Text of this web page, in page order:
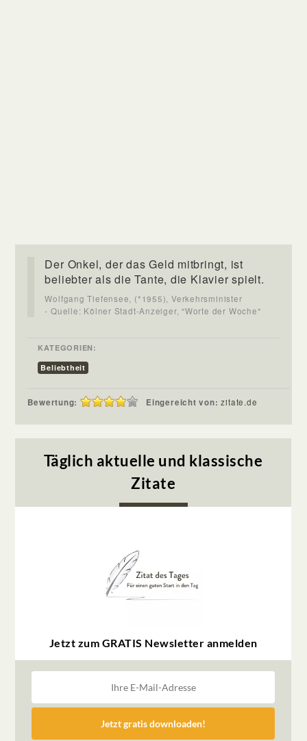
Der Onkel, der das Geld mitbringt, ist
beliebter als die Tante, die Klavier spielt.
Wolfgang Tiefensee, (*1955), Verkehrsminister
- Quelle: Kölner Stadt-Anzeiger, "Worte der Woche"
KATEGORIEN:
Beliebtheit
Bewertung: Eingereicht von:zitate.de